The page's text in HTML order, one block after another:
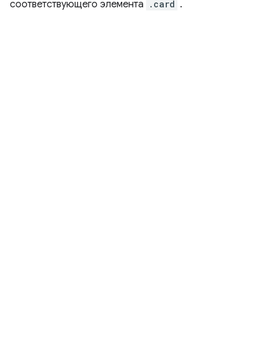
соответствующего элемента .card .